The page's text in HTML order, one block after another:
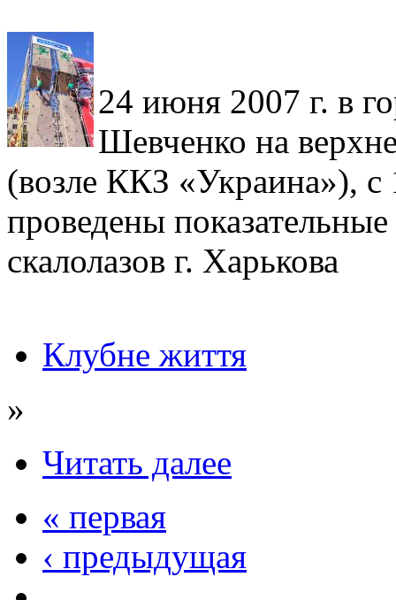
24 июня 2007 г. в
Шевченко на
(возле ККЗ «Украина»), с
проведены
скалолазов г. Харькова
Клубне життя
»
Читать далее
« первая
‹ предыдущая